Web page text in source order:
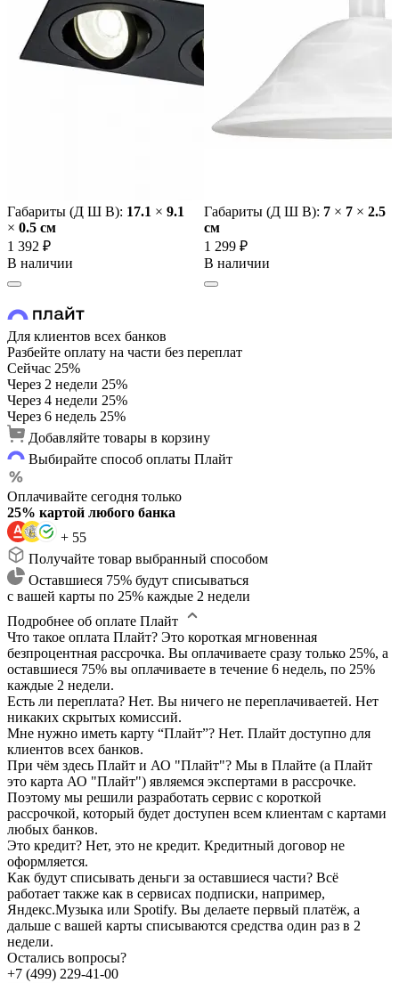
Габариты (Д Ш В): 17.1 × 9.1
× 0.5 cм
1 392 ₽
В наличии
Габариты (Д Ш В): 7 × 7 × 2.5
cм
1 299 ₽
В наличии
Для клиентов всех банков
Разбейте оплату на части без переплат
Сейчас 25%
Через 2 недели 25%
Через 4 недели 25%
Через 6 недель 25%
Добавляйте товары в корзину
Выбирайте способ оплаты Плайт
Оплачивайте сегодня только
25% картой любого банка
+ 55
Получайте товар выбранный способом
Оставшиеся 75% будут списываться
с вашей карты по 25% каждые 2 недели
Подробнее об оплате Плайт
Что такое оплата Плайт? Это короткая мгновенная
безпроцентная рассрочка. Вы оплачиваете сразу только 25%, а
оставшиеся 75% вы оплачиваете в течение 6 недель, по 25%
каждые 2 недели.
Есть ли переплата? Нет. Вы ничего не переплачиваетей. Нет
никаких скрытых комиссий.
Мне нужно иметь карту “Плайт”? Нет. Плайт доступно для
клиентов всех банков.
При чём здесь Плайт и АО "Плайт"? Мы в Плайте (а Плайт
это карта АО "Плайт") являемся экспертами в рассрочке.
Поэтому мы решили разработать сервис с короткой
рассрочкой, который будет доступен всем клиентам с картами
любых банков.
Это кредит? Нет, это не кредит. Кредитный договор не
оформляется.
Как будут списывать деньги за оставшиеся части? Всё
работает также как в сервисах подписки, например,
Яндекс.Музыка или Spotify. Вы делаете первый платёж, а
дальше с вашей карты списываются средства один раз в 2
недели.
Остались вопросы?
+7 (499) 229-41-00